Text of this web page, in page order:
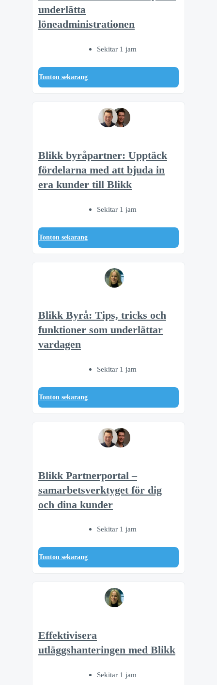
underlätta
löneadministrationen
Sekitar 1 jam
Tonton sekarang
Blikk byråpartner: Upptäck
fördelarna med att bjuda in
era kunder till Blikk
Sekitar 1 jam
Tonton sekarang
Blikk Byrå: Tips, tricks och
funktioner som underlättar
vardagen
Sekitar 1 jam
Tonton sekarang
Blikk Partnerportal –
samarbetsverktyget för dig
och dina kunder
Sekitar 1 jam
Tonton sekarang
Effektivisera
utläggshanteringen med Blikk
Sekitar 1 jam